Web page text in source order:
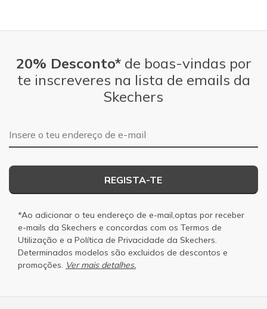
20% Desconto*de boas-vindas por
te inscreveres na lista de emails da
Skechers
Endereço de e-mail
REGISTA-TE
*Ao adicionar o teu endereço de e-mail,optas por receber
e-mails da Skechers e concordas com os Termos de
Utilização e a Política de Privacidade da Skechers.
Determinados modelos são excluidos de descontos e
promoções. Ver mais detalhes.